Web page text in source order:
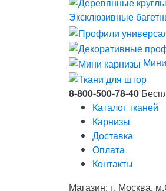
Эксклюзивные
8-800-500-78-40
Каталог тканей
Карнизы
Доставка
Оплата
Контакты
Магазин: г. Москва,